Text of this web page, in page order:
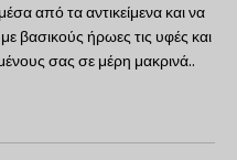
από τα αντικείμενα και να
βασικούς ήρωες τις υφές και
σας σε μέρη μακρινά..